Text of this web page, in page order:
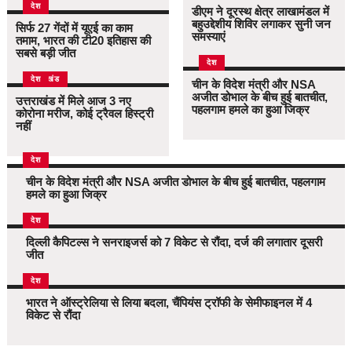
देश
सिर्फ 27 गेंदों में यूएई का काम
तमाम, भारत की टी20 इतिहास की
सबसे बड़ी जीत
उत्तराखंड
देश
उत्तराखंड में मिले आज 3 नए
कोरोना मरीज, कोई ट्रैवल हिस्ट्री
नहीं
डीएम ने दूरस्थ क्षेत्र लाखामंडल में
बहुउद्देशीय शिविर लगाकर सुनी जन
समस्याएं
देश
चीन के विदेश मंत्री और NSA
अजीत डोभाल के बीच हुई बातचीत,
पहलगाम हमले का हुआ जिक्र
देश
चीन के विदेश मंत्री और NSA अजीत डोभाल के बीच हुई बातचीत, पहलगाम
हमले का हुआ जिक्र
देश
दिल्ली कैपिटल्स ने सनराइजर्स को 7 विकेट से रौंदा, दर्ज की लगातार दूसरी
जीत
देश
भारत ने ऑस्ट्रेलिया से लिया बदला, चैंपियंस ट्रॉफी के सेमीफाइनल में 4
विकेट से रौंदा